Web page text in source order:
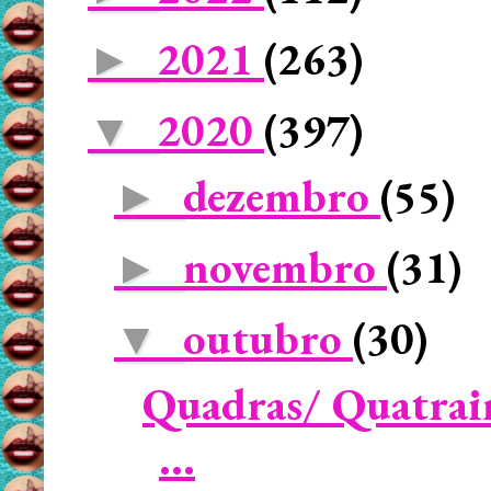
► 2021 (263)
▼ 2020 (397)
► dezembro (55)
► novembro (31)
▼ outubro (30)
Quadras/
...